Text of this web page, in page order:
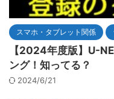
スマホ・タブレット関係
【2024年度版】U-
ング！知ってる？
2024/6/21